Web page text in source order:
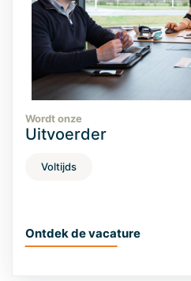
Wordt onze
Uitvoerder
Voltijds
Ontdek de vacature